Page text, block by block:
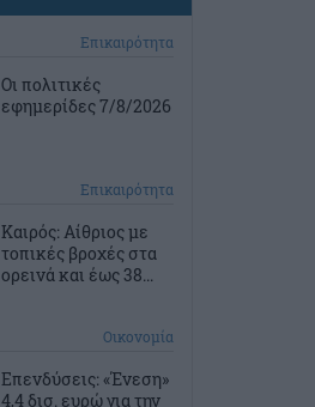
Επικαιρότητα
Οι πολιτικές
εφημερίδες 7/8/2026
Επικαιρότητα
Καιρός: Αίθριος με
τοπικές βροχές στα
ορεινά και έως 38...
Οικονομία
Επενδύσεις: «Ένεση»
4,4 δισ. ευρώ για την